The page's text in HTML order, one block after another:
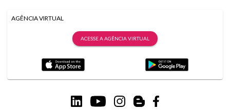
AGÊNCIA VIRTUAL
ACESSE A AGÊNCIA VIRTUAL